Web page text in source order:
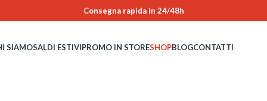
Consegna rapida in 24/48h
SIAMOSALDI ESTIVIPROMO IN STORESHOPBLOGCONTATTI